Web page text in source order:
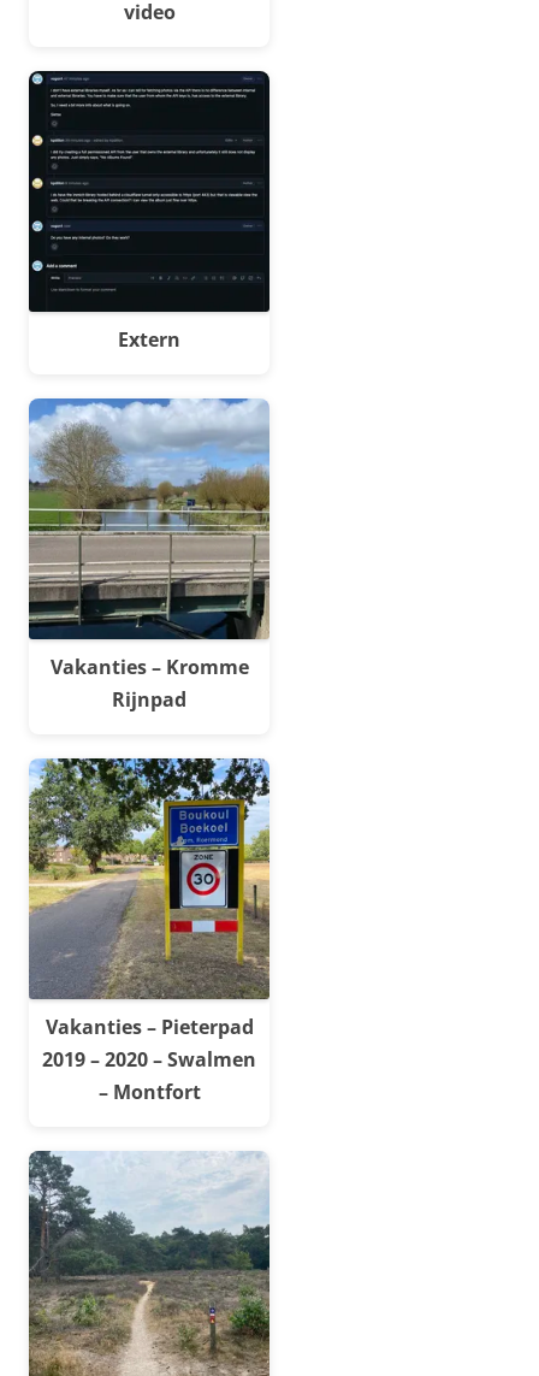
video
Extern
Vakanties – Kromme
Rijnpad
Vakanties – Pieterpad
2019 – 2020 – Swalmen
– Montfort